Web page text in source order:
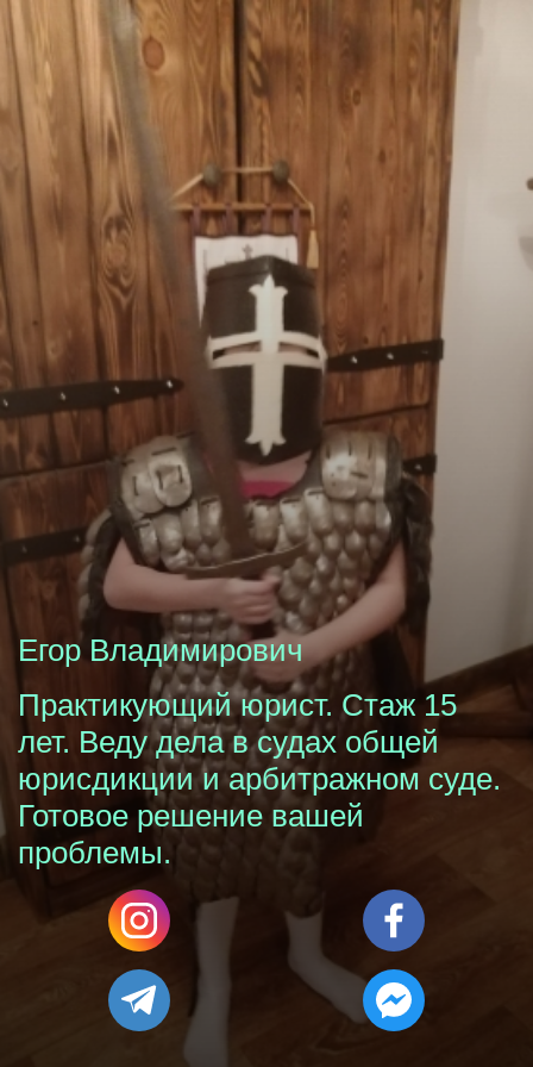
Егор Владимирович
Практикующий юрист. Стаж 15
лет. Веду дела в судах общей
юрисдикции и арбитражном суде.
Готовое решение вашей
проблемы.